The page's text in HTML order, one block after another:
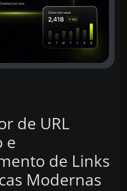
de URL
e
de Links
Modernas